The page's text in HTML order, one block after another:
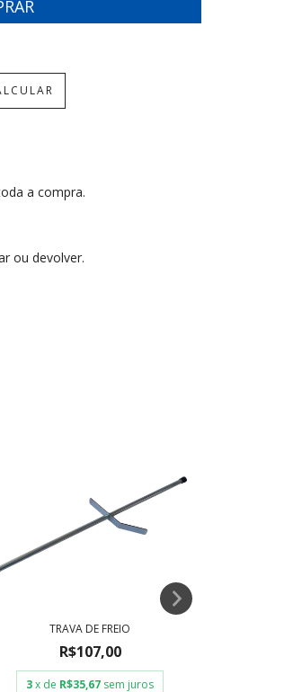
a compra.
ou devolver.
TRAVA DE FREIO
R$107,00
3x de R$35,67 sem juros